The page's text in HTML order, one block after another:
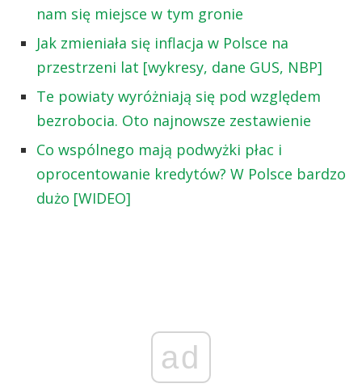
nam się miejsce w tym gronie
Jak zmieniała się inflacja w Polsce na
przestrzeni lat [wykresy, dane GUS, NBP]
Te powiaty wyróżniają się pod względem
bezrobocia. Oto najnowsze zestawienie
Co wspólnego mają podwyżki płac i
oprocentowanie kredytów? W Polsce bardzo
dużo [WIDEO]
ad